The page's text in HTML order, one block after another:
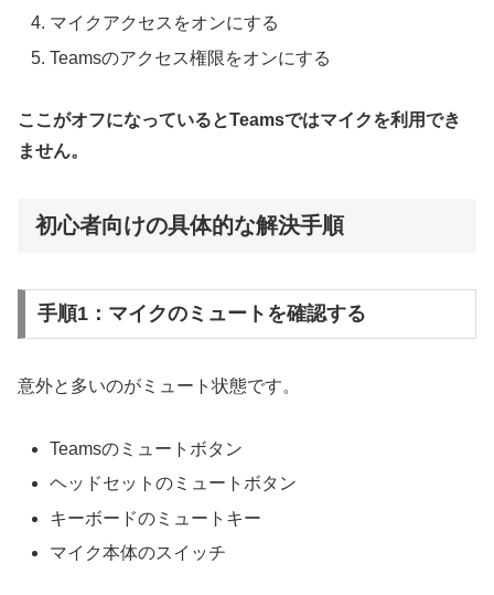
マイクアクセスをオンにする
Teamsのアクセス権限をオンにする
ここがオフになっているとTeamsではマイクを利用でき
ません。
初心者向けの具体的な解決手順
手順1：マイクのミュートを確認する
意外と多いのがミュート状態です。
Teamsのミュートボタン
ヘッドセットのミュートボタン
キーボードのミュートキー
マイク本体のスイッチ